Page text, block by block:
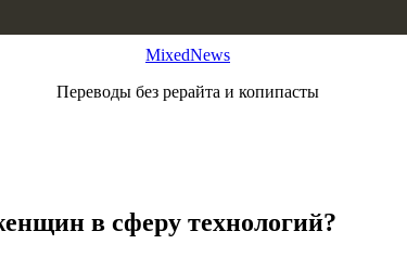
MixedNews
Переводы без рерайта и копипасты
в сферу технологий?